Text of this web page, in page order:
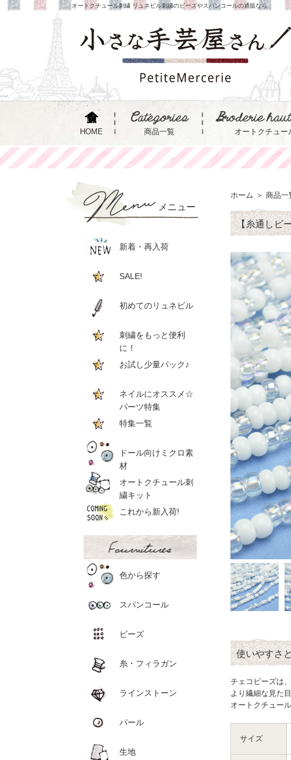
オートクチュール刺繍 リュネビル刺繍のビーズやスパンコールの通販なら
HOME 商品一覧 オートクチュー
ホーム ＞ 商品一
【糸通しビ
使いやすさ
チェコビーズは
より繊細な見た
オートクチュー
サイズ
メニュー
新着・再入荷
SALE!
初めてのリュネビル
刺繍をもっと便利
に！
お試し少量パック♪
ネイルにオススメ☆
パーツ特集
特集一覧
ドール向けミクロ素
材
オートクチュール刺
繍キット
これから新入荷!
色から探す
スパンコール
ビーズ
糸・フィラガン
ラインストーン
パール
生地